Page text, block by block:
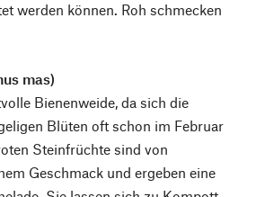
werden können. Roh schmecken
mas)
Bienenweide, da sich die
Blüten oft schon im Februar
Steinfrüchte sind von
Geschmack und ergeben eine